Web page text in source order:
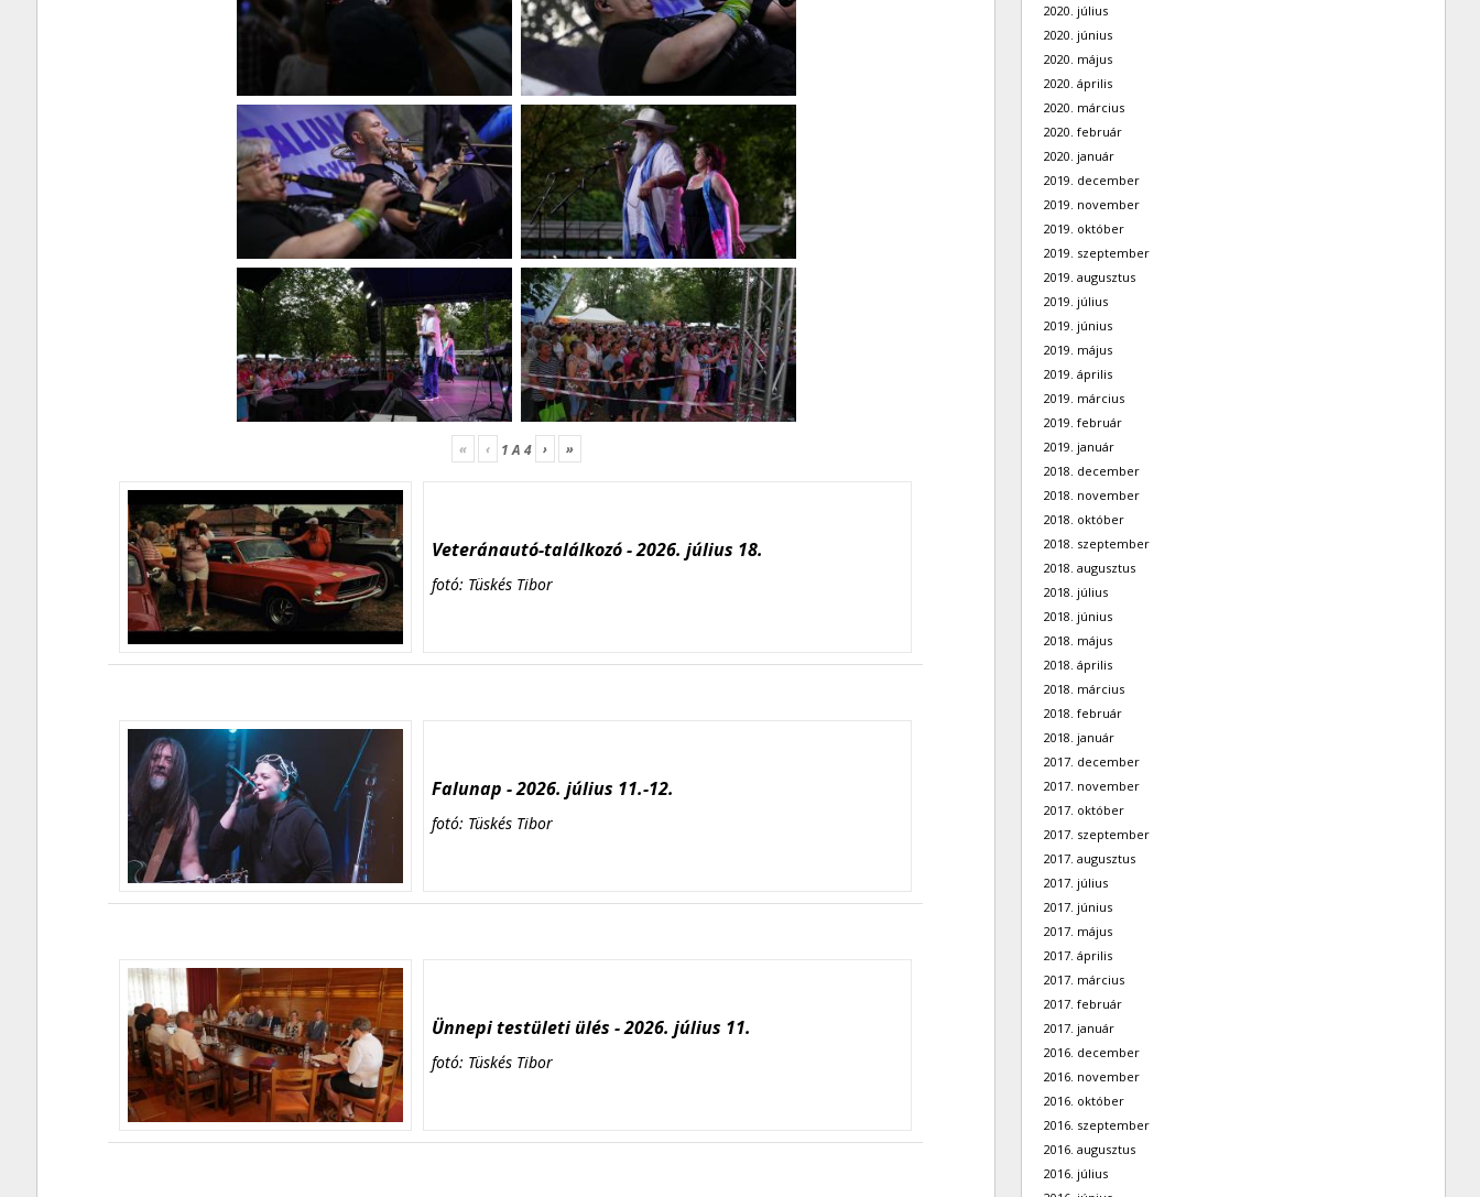
« ‹ 1A 4 › »
Veteránautó-találkozó - 2026. július 18.
fotó: Tüskés Tibor
Falunap - 2026. július 11.-12.
fotó: Tüskés Tibor
Ünnepi testületi ülés - 2026. július 11.
fotó: Tüskés Tibor
2020. július
2020. június
2020. május
2020. április
2020. március
2020. február
2020. január
2019. december
2019. november
2019. október
2019. szeptember
2019. augusztus
2019. július
2019. június
2019. május
2019. április
2019. március
2019. február
2019. január
2018. december
2018. november
2018. október
2018. szeptember
2018. augusztus
2018. július
2018. június
2018. május
2018. április
2018. március
2018. február
2018. január
2017. december
2017. november
2017. október
2017. szeptember
2017. augusztus
2017. július
2017. június
2017. május
2017. április
2017. március
2017. február
2017. január
2016. december
2016. november
2016. október
2016. szeptember
2016. augusztus
2016. július